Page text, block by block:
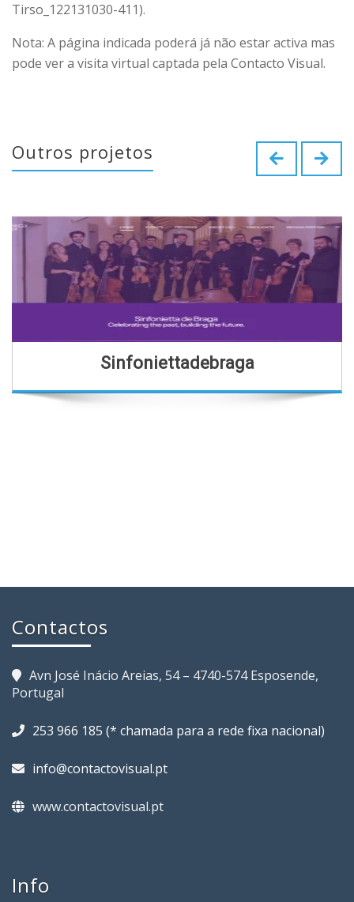
Tirso_122131030-411).
Nota: A página indicada poderá já não estar activa mas
pode ver a visita virtual captada pela Contacto Visual.
Outros projetos
Sinfoniettadebraga
Contactos
Avn José Inácio Areias, 54 – 4740-574 Esposende,
Portugal
253 966 185 (* chamada para a rede fixa nacional)
info@contactovisual.pt
www.contactovisual.pt
Info